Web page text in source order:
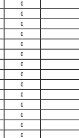
0
0
0
0
0
0
0
0
0
0
0
0
0
0